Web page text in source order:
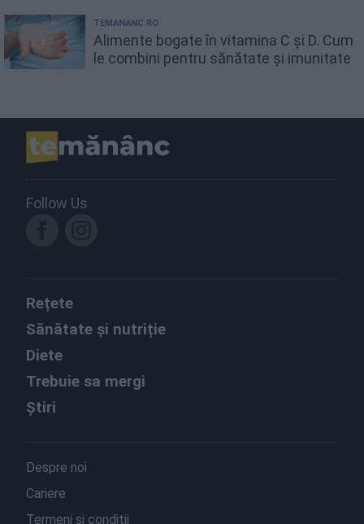
TEMANANC.RO
Alimente bogate în vitamina C și D. Cum
le combini pentru sănătate și imunitate
Follow Us
Rețete
Sănătate și nutriție
Diete
Trebuie sa mergi
Știri
Despre noi
Cariere
Termeni și condiții